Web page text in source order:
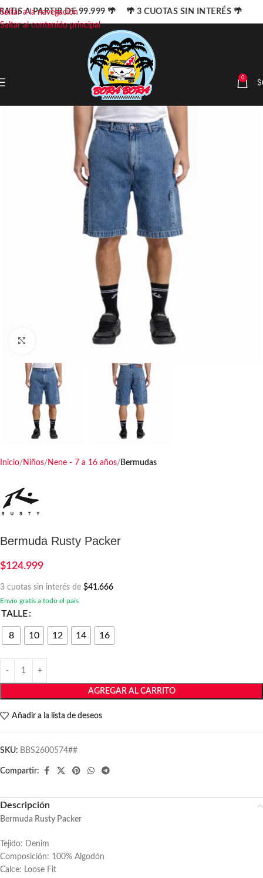
Saltar a la navegación
Saltar al contenido principal
0 $
Haga clic para ampliar
Inicio Niños Nene - 7 a 16 años Bermudas
Bermuda Rusty Packer
$124.999
3 cuotas sin interés de $41.666
Envío gratis a todo el país
TALLE
8 10 12 14 16
AGREGAR AL CARRITO
Añadir a la lista de deseos
SKU: BBS2600574##
Compartir:
Descripción
Bermuda Rusty Packer
Tejido: Denim
Composición: 100% Algodón
Calce: Loose Fit
A PARTIR DE 99.999 🌴 🌴 3 CUOTAS SIN INTERÉS 🌴